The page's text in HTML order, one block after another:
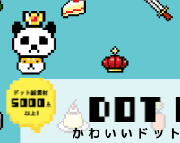
かわいいドッ